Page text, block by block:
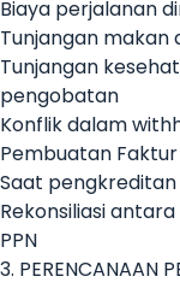
Biaya perjalanan
Tunjangan
Tunjangan
pengobatan
Konflik dalam
Pembuatan
Saat
Rekonsiliasi
PPN
3. PERENCANAAN